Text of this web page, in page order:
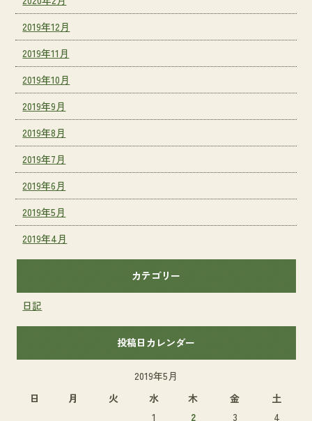
2019年12月
2019年11月
2019年10月
2019年9月
2019年8月
2019年7月
2019年6月
2019年5月
2019年4月
カテゴリー
日記
投稿日カレンダー
2019年5月
日
月 火 水 木 金
土
1
2 3 4